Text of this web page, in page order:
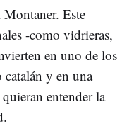
Este
-como vidrieras,
en uno de los
y en una
entender la